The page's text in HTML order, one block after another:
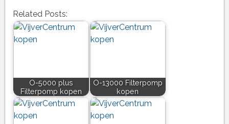
Related Posts:
O-5000 plus
Filterpomp kopen
O-13000 Filterpomp
kopen